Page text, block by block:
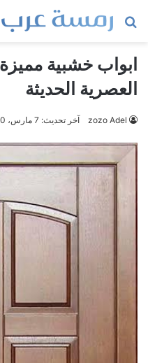
بحث
ابواب خشبية
العصرية الحديثة
zozo Adel آخر تحديث: 7 مارس، 2020